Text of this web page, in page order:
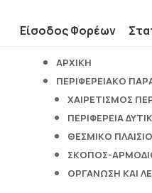
Είσοδος Φορέων
ΑΡΧΙΚΗ
ΠΕΡΙΦΕΡΕΙΑΚΟ
ΧΑΙΡΕΤΙΣΜΟΣ
ΠΕΡΙΦΕΡΕΙΑ
ΘΕΣΜΙΚΟ ΠΛΑΙΣΙΟ
ΣΚΟΠΟΣ-
ΟΡΓΑΝΩΣΗ ΚΑΙ